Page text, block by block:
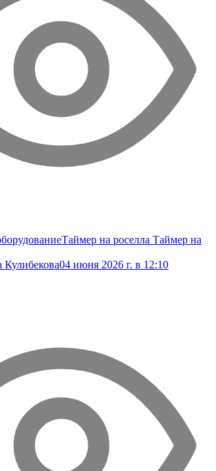
Таймер на роселла Таймер на
04 июня 2026 г. в 12:10